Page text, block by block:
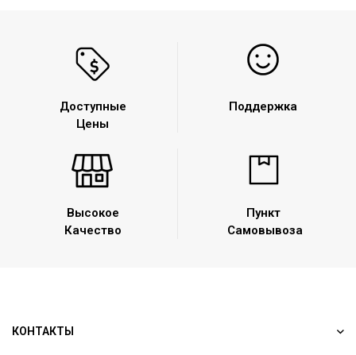
Высокое
Качество
Доступные
Цены
Пункт
Самовывоза
Поддержка
КОНТАКТЫ